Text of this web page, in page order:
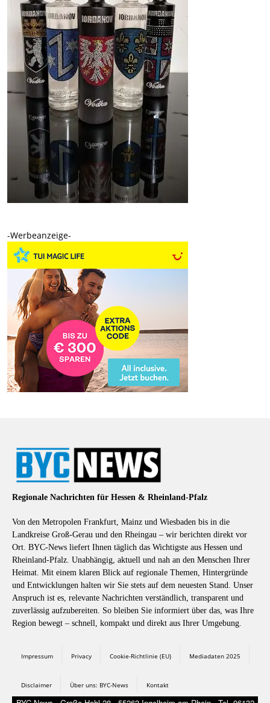
-Werbeanzeige-
Regionale Nachrichten für Hessen & Rheinland-Pfalz
Von den Metropolen Frankfurt, Mainz und Wiesbaden bis in die
Landkreise Groß-Gerau und den Rheingau – wir berichten direkt vor
Ort. BYC-News liefert Ihnen täglich das Wichtigste aus Hessen und
Rheinland-Pfalz. Unabhängig, aktuell und nah an den Menschen Ihrer
Heimat. Mit einem klaren Blick auf regionale Themen, Hintergründe
und Entwicklungen halten wir Sie stets auf dem neuesten Stand. Unser
Anspruch ist es, relevante Nachrichten verständlich, transparent und
zuverlässig aufzubereiten. So bleiben Sie informiert über das, was Ihre
Region bewegt – schnell, kompakt und direkt aus Ihrer Umgebung.
Impressum Privacy Cookie-Richtlinie (EU) Mediadaten 2025
Disclaimer Über uns: BYC-News Kontakt